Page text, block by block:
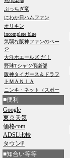
■便利
Google
東京天気
価格com
ADSL比較
タウンP
■知合い等等